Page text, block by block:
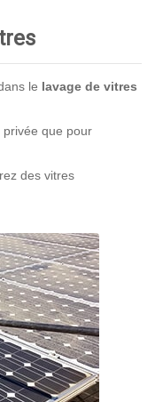
le lavage de vitres
que pour
des vitres